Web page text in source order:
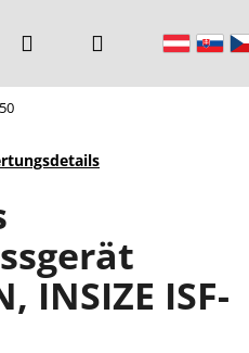
Warenkorb
INSIZE ISF-